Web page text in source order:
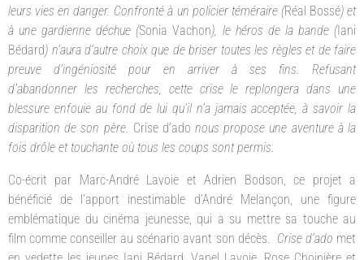
leurs vies en danger. Confronté à un policier téméraire (Réal Bossé) et
à une gardienne déchue (Sonia Vachon), le héros de la bande (Iani
Bédard) n’aura d’autre choix que de briser toutes les règles et de faire
preuve d’ingéniosité pour en arriver à ses fins. Refusant
d’abandonner les recherches, cette crise le replongera dans une
blessure enfouie au fond de lui qu’il n’a jamais acceptée, à savoir la
disparition de son père. Crise d’ado nous propose une aventure à la
fois drôle et touchante où tous les coups sont permis.
Co-écrit par Marc-André Lavoie et Adrien Bodson, ce projet a
bénéficié de l’apport inestimable d’André Melançon, une figure
emblématique du cinéma jeunesse, qui a su mettre sa touche au
film comme conseiller au scénario avant son décès. Crise d’ado met